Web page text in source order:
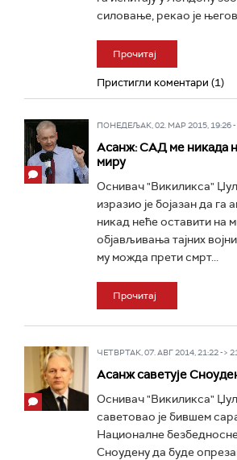
силовање, рекао је
Прочитај
Пристигли коментари (1)
ПОНЕДЕЉАК, 02. МАР 2015, 19:26 -
Асанж: САД ме никада
миру
Оснивач "Викиликса"
изразио је бојазан да га
никад неће оставити на
објављивања тајних
му можда прети смрт...
Прочитај
ЧЕТВРТАК, 07. АВГ 2014, 21:22 ->
Асанж саветује
Оснивач "Викиликса"
саветовао је бившем
Националне
Сноудену да буде